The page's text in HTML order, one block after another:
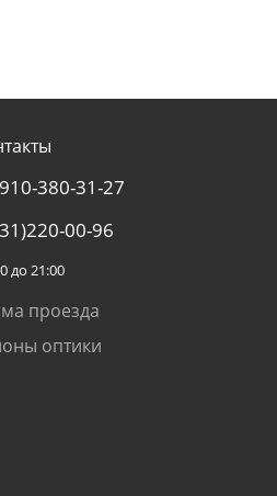
380-31-27
00-96
до 21:00
проезда
оптики